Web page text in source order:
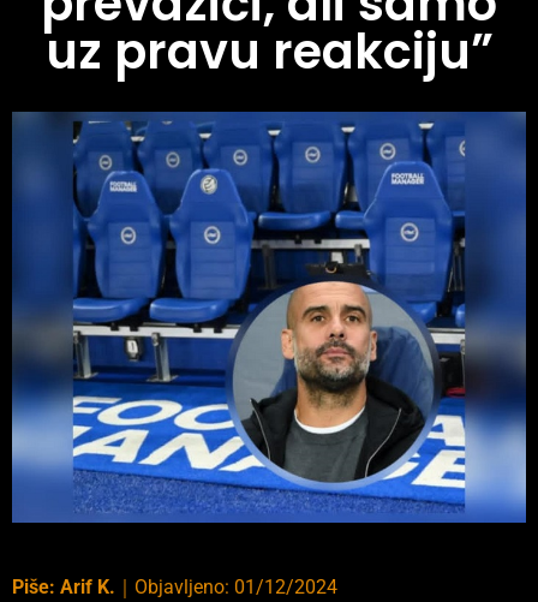
uz pravu reakciju”
Piše: Arif K. Objavljeno: 01/12/2024